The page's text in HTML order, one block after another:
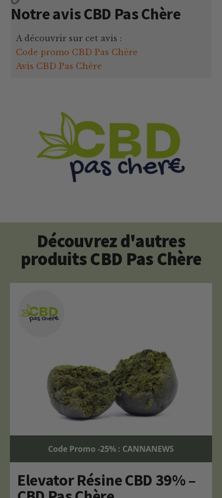
Notre avis CBD Pas Chère
A découvrir sur cet avis :
Code promo CBD Pas Chère
Avis CBD Pas Chère
Découvrez d'autres
produits CBD Pas Chère
Code Promo -25% : CANNANEWS
Elevator Résine CBD 39% –